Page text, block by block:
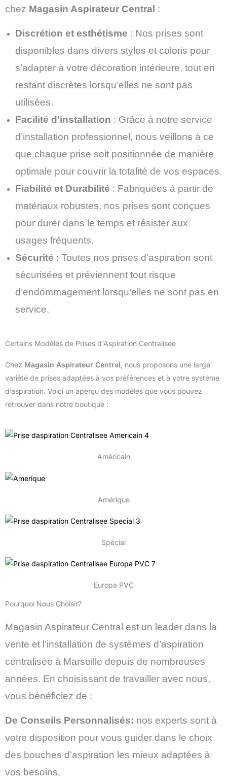
chez Magasin Aspirateur Central :
Discrétion et esthétisme : Nos prises sont
disponibles dans divers styles et coloris pour
s’adapter à votre décoration intérieure, tout en
restant discrètes lorsqu’elles ne sont pas
utilisées.
Facilité d’installation : Grâce à notre service
d’installation professionnel, nous veillons à ce
que chaque prise soit positionnée de manière
optimale pour couvrir la totalité de vos espaces.
Fiabilité et Durabilité : Fabriquées à partir de
matériaux robustes, nos prises sont conçues
pour durer dans le temps et résister aux
usages fréquents.
Sécurité : Toutes nos prises d’aspiration sont
sécurisées et préviennent tout risque
d’endommagement lorsqu’elles ne sont pas en
service.
Certains Modèles de Prises d'Aspiration Centralisée
Chez Magasin Aspirateur Central , nous proposons une large
variété de prises adaptées à vos préférences et à votre système
d’aspiration. Voici un aperçu des modèles que vous pouvez
retrouver dans notre boutique :
Américain
Amérique
Spécial
Europa PVC
Pourquoi Nous Choisir?
Magasin Aspirateur Central est un leader dans la
vente et l’installation de systèmes d’aspiration
centralisée à Marseille depuis de nombreuses
années. En choisissant de travailler avec nous,
vous bénéficiez de :
De Conseils Personnalisés: nos experts sont à
votre disposition pour vous guider dans le choix
des bouches d’aspiration les mieux adaptées à
vos besoins.